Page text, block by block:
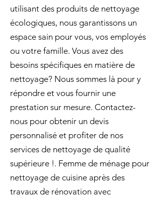
utilisant des produits de nettoyage
écologiques, nous garantissons un
espace sain pour vous, vos employés
ou votre famille. Vous avez des
besoins spécifiques en matière de
nettoyage? Nous sommes là pour y
répondre et vous fournir une
prestation sur mesure. Contactez-
nous pour obtenir un devis
personnalisé et profiter de nos
services de nettoyage de qualité
supérieure !. Femme de ménage pour
nettoyage de cuisine après des
travaux de rénovation avec